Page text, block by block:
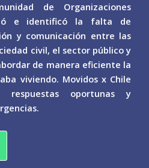
de Organizaciones
e identificó la falta de
y comunicación entre las
civil, el sector público y
de manera eficiente la
viviendo. Movidos x Chile
respuestas oportunas y